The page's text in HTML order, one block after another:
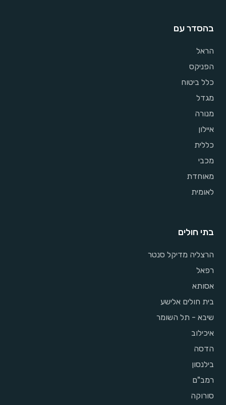
בהסדר עם
הראל
הפניקס
כלל ביטוח
מגדל
מנורה
איילון
כללית
מכבי
מאוחדת
לאומית
בתי חולים
הרצליה מדיקל סנטר
רפאל
אסותא
בית חולים אלישע
שיבא - תל השומר
איכילוב
הדסה
בילנסון
רמב"ם
סורוקה